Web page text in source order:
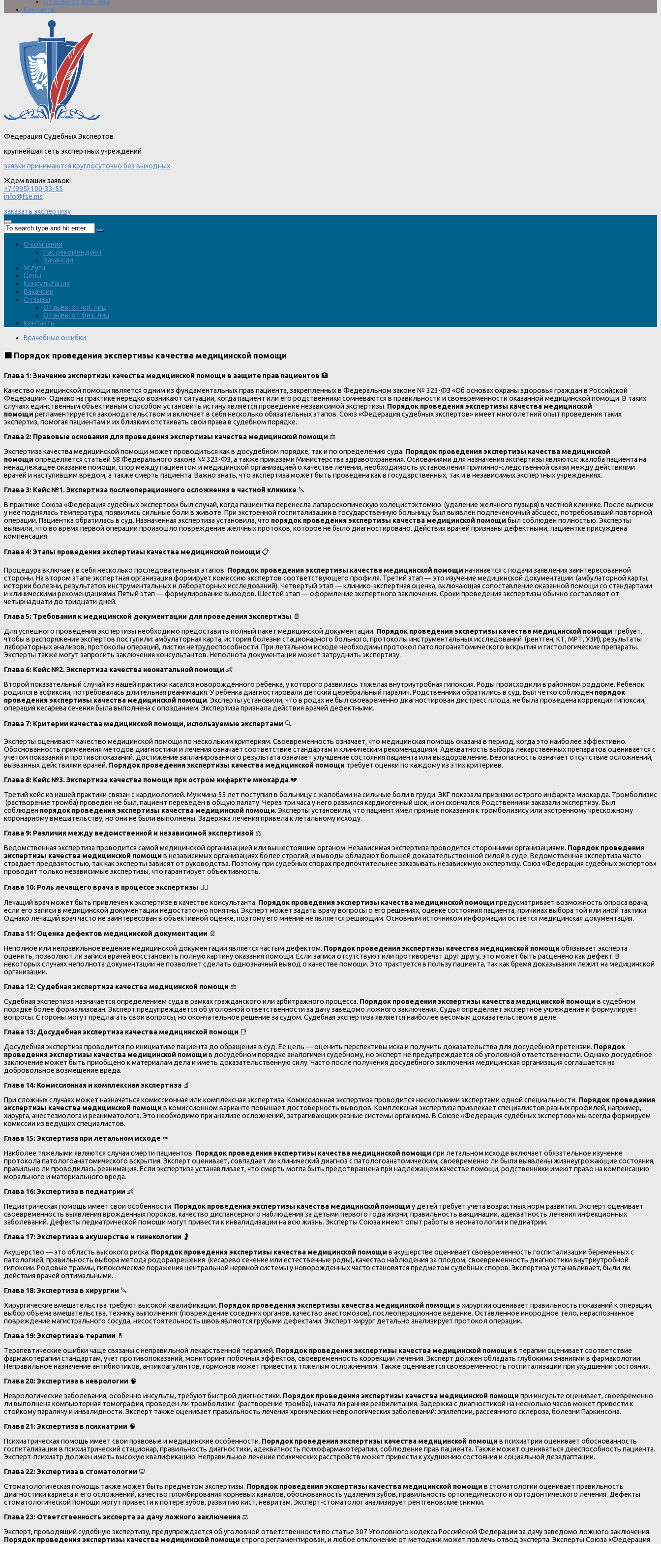
Отзывы от физ. лиц
Контакты
Федерация Судебных Экспертов
крупнейшая сеть экспертных учреждений
заявки принимаются круглосуточно без выходных
Ждем ваших заявок!
+7 (995) 100-33-55
info@fse.ms
заказать экспертизу
О компании
Нас рекомендуют
Вакансии
Услуги
Цены
Консультация
Вакансии
Отзывы
Отзывы от юр. лиц
Отзывы от физ. лиц
Контакты
Врачебные ошибки
🟩 Порядок проведения экспертизы качества медицинской помощи
Глава 1: Значение экспертизы качества медицинской помощи в защите прав пациентов 🏥
Качество медицинской помощи является одним из фундаментальных прав пациента, закрепленных в Федеральном законе № 323-ФЗ «Об основах охраны здоровья граждан в Российской
Федерации». Однако на практике нередко возникают ситуации, когда пациент или его родственники сомневаются в правильности и своевременности оказанной медицинской помощи. В таких
случаях единственным объективным способом установить истину является проведение независимой экспертизы. Порядок проведения экспертизы качества медицинской
помощи регламентируется законодательством и включает в себя несколько обязательных этапов. Союз «Федерация судебных экспертов» имеет многолетний опыт проведения таких
экспертиз, помогая пациентам и их близким отстаивать свои права в судебном порядке.
Глава 2: Правовые основания для проведения экспертизы качества медицинской помощи ⚖️
Экспертиза качества медицинской помощи может проводиться как в досудебном порядке, так и по определению суда. Порядок проведения экспертизы качества медицинской
помощи определяется статьей 58 Федерального закона № 323-ФЗ, а также приказами Министерства здравоохранения. Основаниями для назначения экспертизы являются: жалоба пациента на
ненадлежащее оказание помощи, спор между пациентом и медицинской организацией о качестве лечения, необходимость установления причинно-следственной связи между действиями
врачей и наступившим вредом, а также смерть пациента. Важно знать, что экспертиза может быть проведена как в государственных, так и в независимых экспертных учреждениях.
Глава 3: Кейс №1. Экспертиза послеоперационного осложнения в частной клинике 🔪
В практике Союза «Федерация судебных экспертов» был случай, когда пациентка перенесла лапароскопическую холецистэктомию (удаление желчного пузыря) в частной клинике. После выписки
у нее поднялась температура, появились сильные боли в животе. При экстренной госпитализации в государственную больницу был выявлен подпеченочный абсцесс, потребовавший повторной
операции. Пациентка обратилась в суд. Назначенная экспертиза установила, что порядок проведения экспертизы качества медицинской помощи был соблюден полностью. Эксперты
выявили, что во время первой операции произошло повреждение желчных протоков, которое не было диагностировано. Действия врачей признаны дефектными, пациентке присуждена
компенсация.
Глава 4: Этапы проведения экспертизы качества медицинской помощи 📋
Процедура включает в себя несколько последовательных этапов. Порядок проведения экспертизы качества медицинской помощи начинается с подачи заявления заинтересованной
стороны. На втором этапе экспертная организация формирует комиссию экспертов соответствующего профиля. Третий этап — это изучение медицинской документации (амбулаторной карты,
истории болезни, результатов инструментальных и лабораторных исследований). Четвертый этап — клинико-экспертная оценка, включающая сопоставление оказанной помощи со стандартами
и клиническими рекомендациями. Пятый этап — формулирование выводов. Шестой этап — оформление экспертного заключения. Сроки проведения экспертизы обычно составляют от
четырнадцати до тридцати дней.
Глава 5: Требования к медицинской документации для проведения экспертизы 📄
Для успешного проведения экспертизы необходимо предоставить полный пакет медицинской документации. Порядок проведения экспертизы качества медицинской помощи требует,
чтобы в распоряжение экспертов поступили: амбулаторная карта, история болезни стационарного больного, протоколы инструментальных исследований (рентген, КТ, МРТ, УЗИ), результаты
лабораторных анализов, протоколы операций, листки нетрудоспособности. При летальном исходе необходимы протокол патологоанатомического вскрытия и гистологические препараты.
Эксперты также могут запросить заключения консультантов. Неполнота документации может затруднить экспертизу.
Глава 6: Кейс №2. Экспертиза качества неонатальной помощи 👶
Второй показательный случай из нашей практики касался новорожденного ребенка, у которого развилась тяжелая внутриутробная гипоксия. Роды происходили в районном роддоме. Ребенок
родился в асфиксии, потребовалась длительная реанимация. У ребенка диагностировали детский церебральный паралич. Родственники обратились в суд. Был четко соблюден порядок
проведения экспертизы качества медицинской помощи. Эксперты установили, что в родах не был своевременно диагностирован дистресс плода, не была проведена коррекция гипоксии,
операция кесарева сечения была выполнена с опозданием. Экспертиза признала действия врачей дефектными.
Глава 7: Критерии качества медицинской помощи, используемые экспертами 🔍
Эксперты оценивают качество медицинской помощи по нескольким критериям. Своевременность означает, что медицинская помощь оказана в период, когда это наиболее эффективно.
Обоснованность применения методов диагностики и лечения означает соответствие стандартам и клиническим рекомендациям. Адекватность выбора лекарственных препаратов оценивается с
учетом показаний и противопоказаний. Достижение запланированного результата означает улучшение состояния пациента или выздоровление. Безопасность означает отсутствие осложнений,
вызванных действиями врачей. Порядок проведения экспертизы качества медицинской помощи требует оценки по каждому из этих критериев.
Глава 8: Кейс №3. Экспертиза качества помощи при остром инфаркте миокарда💔
Третий кейс из нашей практики связан с кардиологией. Мужчина 55 лет поступил в больницу с жалобами на сильные боли в груди. ЭКГ показала признаки острого инфаркта миокарда. Тромболизис
(растворение тромба) проведен не был, пациент переведен в общую палату. Через три часа у него развился кардиогенный шок, и он скончался. Родственники заказали экспертизу. Был
соблюден порядок проведения экспертизы качества медицинской помощи. Эксперты установили, что пациент имел прямые показания к тромболизису или экстренному чрескожному
коронарному вмешательству, но они не были выполнены. Задержка лечения привела к летальному исходу.
Глава 9: Различия между ведомственной и независимой экспертизой ⚖️
Ведомственная экспертиза проводится самой медицинской организацией или вышестоящим органом. Независимая экспертиза проводится сторонними организациями. Порядок проведения
экспертизы качества медицинской помощи в независимых организациях более строгий, и выводы обладают большей доказательственной силой в суде. Ведомственная экспертиза часто
страдает предвзятостью, так как эксперты зависят от руководства. Поэтому при судебных спорах предпочтительнее заказывать независимую экспертизу. Союз «Федерация судебных экспертов»
проводит только независимые экспертизы, что гарантирует объективность.
Глава 10: Роль лечащего врача в процессе экспертизы 👨‍⚕️
Лечащий врач может быть привлечен к экспертизе в качестве консультанта. Порядок проведения экспертизы качества медицинской помощи предусматривает возможность опроса врача,
если его записи в медицинской документации недостаточно понятны. Эксперт может задать врачу вопросы о его решениях, оценке состояния пациента, причинах выбора той или иной тактики.
Однако лечащий врач часто не заинтересован в объективной оценке, поэтому его мнение не является решающим. Основным источником информации остается медицинская документация.
Глава 11: Оценка дефектов медицинской документации 📄
Неполное или неправильное ведение медицинской документации является частым дефектом. Порядок проведения экспертизы качества медицинской помощи обязывает эксперта
оценить, позволяют ли записи врачей восстановить полную картину оказания помощи. Если записи отсутствуют или противоречат друг другу, это может быть расценено как дефект. В
некоторых случаях неполнота документации не позволяет сделать однозначный вывод о качестве помощи. Это трактуется в пользу пациента, так как бремя доказывания лежит на медицинской
организации.
Глава 12: Судебная экспертиза качества медицинской помощи ⚖️
Судебная экспертиза назначается определением суда в рамках гражданского или арбитражного процесса. Порядок проведения экспертизы качества медицинской помощи в судебном
порядке более формализован. Эксперт предупреждается об уголовной ответственности за дачу заведомо ложного заключения. Судья определяет экспертное учреждение и формулирует
вопросы. Стороны могут предлагать свои вопросы, но окончательное решение за судом. Судебная экспертиза является наиболее весомым доказательством в деле.
Глава 13: Досудебная экспертиза качества медицинской помощи 📑
Досудебная экспертиза проводится по инициативе пациента до обращения в суд. Ее цель — оценить перспективы иска и получить доказательства для досудебной претензии. Порядок
проведения экспертизы качества медицинской помощи в досудебном порядке аналогичен судебному, но эксперт не предупреждается об уголовной ответственности. Однако досудебное
заключение может быть приобщено к материалам дела и иметь доказательственную силу. Часто после получения досудебного заключения медицинская организация соглашается на
добровольное возмещение вреда.
Глава 14: Комиссионная и комплексная экспертиза 🔬
При сложных случаях может назначаться комиссионная или комплексная экспертиза. Комиссионная экспертиза проводится несколькими экспертами одной специальности. Порядок проведения
экспертизы качества медицинской помощи в комиссионном варианте повышает достоверность выводов. Комплексная экспертиза привлекает специалистов разных профилей, например,
хирурга, анестезиолога и реаниматолога. Это необходимо при анализе осложнений, затрагивающих разные системы организма. В Союзе «Федерация судебных экспертов» мы всегда формируем
комиссии из ведущих специалистов.
Глава 15: Экспертиза при летальном исходе ⚰️
Наиболее тяжелыми являются случаи смерти пациентов. Порядок проведения экспертизы качества медицинской помощи при летальном исходе включает обязательное изучение
протокола патологоанатомического вскрытия. Эксперт оценивает, совпадает ли клинический диагноз с патологоанатомическим, своевременно ли были выявлены жизнеугрожающие состояния,
правильно ли проводилась реанимация. Если экспертиза устанавливает, что смерть могла быть предотвращена при надлежащем качестве помощи, родственники имеют право на компенсацию
морального и материального вреда.
Глава 16: Экспертиза в педиатрии 👶
Педиатрическая помощь имеет свои особенности. Порядок проведения экспертизы качества медицинской помощи у детей требует учета возрастных норм развития. Эксперт оценивает
своевременность выявления врожденных пороков, качество диспансерного наблюдения за детьми первого года жизни, правильность вакцинации, адекватность лечения инфекционных
заболеваний. Дефекты педиатрической помощи могут привести к инвалидизации на всю жизнь. Эксперты Союза имеют опыт работы в неонатологии и педиатрии.
Глава 17: Экспертиза в акушерстве и гинекологии 🤰
Акушерство — это область высокого риска. Порядок проведения экспертизы качества медицинской помощи в акушерстве оценивает своевременность госпитализации беременных с
патологией, правильность выбора метода родоразрешения (кесарево сечение или естественные роды), качество наблюдения за плодом, своевременность диагностики внутриутробной
гипоксии. Родовые травмы, гипоксические поражения центральной нервной системы у новорожденных часто становятся предметом судебных споров. Экспертиза устанавливает, были ли
действия врачей оптимальными.
Глава 18: Экспертиза в хирургии 🔪
Хирургические вмешательства требуют высокой квалификации. Порядок проведения экспертизы качества медицинской помощи в хирургии оценивает правильность показаний к операции,
выбор объема вмешательства, технику выполнения (повреждение соседних органов, качество анастомозов), послеоперационное ведение. Оставленное инородное тело, нераспознанное
повреждение магистрального сосуда, несостоятельность швов являются грубыми дефектами. Эксперт-хирург детально анализирует протокол операции.
Глава 19: Экспертиза в терапии 💊
Терапевтические ошибки чаще связаны с неправильной лекарственной терапией. Порядок проведения экспертизы качества медицинской помощи в терапии оценивает соответствие
фармакотерапии стандартам, учет противопоказаний, мониторинг побочных эффектов, своевременность коррекции лечения. Эксперт должен обладать глубокими знаниями в фармакологии.
Неправильное назначение антибиотиков, антикоагулянтов, гормонов может привести к тяжелым осложнениям. Также оценивается своевременность госпитализации при ухудшении состояния.
Глава 20: Экспертиза в неврологии 🧠
Неврологические заболевания, особенно инсульты, требуют быстрой диагностики. Порядок проведения экспертизы качества медицинской помощи при инсульте оценивает, своевременно
ли выполнена компьютерная томография, проведен ли тромболизис (растворение тромба), начата ли ранняя реабилитация. Задержка с диагностикой на несколько часов может привести к
стойкому параличу и инвалидности. Эксперт также оценивает правильность лечения хронических неврологических заболеваний: эпилепсии, рассеянного склероза, болезни Паркинсона.
Глава 21: Экспертиза в психиатрии 🧠
Психиатрическая помощь имеет свои правовые и медицинские особенности. Порядок проведения экспертизы качества медицинской помощи в психиатрии оценивает обоснованность
госпитализации в психиатрический стационар, правильность диагностики, адекватность психофармакотерапии, соблюдение прав пациента. Также может оцениваться дееспособность пациента.
Эксперт-психиатр должен иметь высокую квалификацию. Неправильное лечение психических расстройств может привести к ухудшению состояния и социальной дезадаптации.
Глава 22: Экспертиза в стоматологии 🦷
Стоматологическая помощь также может быть предметом экспертизы. Порядок проведения экспертизы качества медицинской помощи в стоматологии оценивает правильность
диагностики кариеса и его осложнений, качество пломбирования корневых каналов, обоснованность удаления зубов, правильность ортопедического и ортодонтического лечения. Дефекты
стоматологической помощи могут привести к потере зубов, развитию кист, невритам. Эксперт-стоматолог анализирует рентгеновские снимки.
Глава 23: Ответственность эксперта за дачу ложного заключения⚖️
Эксперт, проводящий судебную экспертизу, предупреждается об уголовной ответственности по статье 307 Уголовного кодекса Российской Федерации за дачу заведомо ложного заключения.
Порядок проведения экспертизы качества медицинской помощи строго регламентирован, и любое отклонение от методики может повлечь отвод эксперта. Эксперты Союза «Федерация